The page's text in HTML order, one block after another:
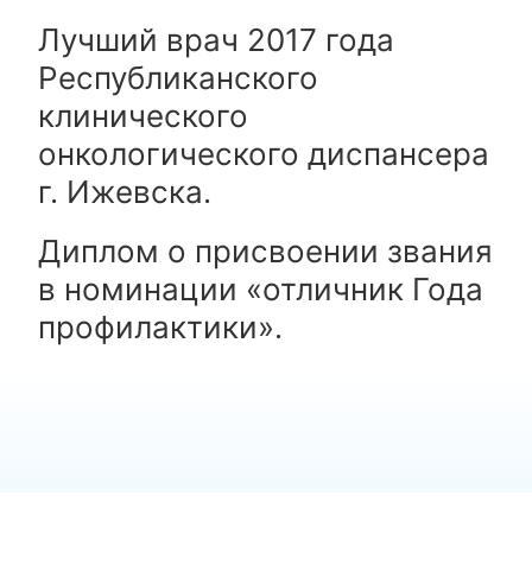
Лучший врач 2017 года
Республиканского
клинического
онкологического диспансера
г. Ижевска.
Диплом о присвоении звания
в номинации «отличник Года
профилактики».